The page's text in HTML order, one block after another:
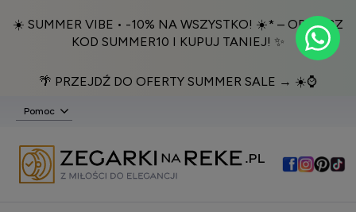
☀️ SUMMER VIBE • -10% NA WSZYSTKO! ☀️* – ODBIERZ
KOD SUMMER10 I KUPUJ TANIEJ! ✨
🌴 PRZEJDŹ DO OFERTY SUMMER SALE → ☀️⌚️
Pomoc